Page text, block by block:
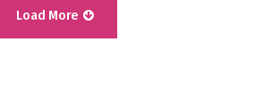
Load More